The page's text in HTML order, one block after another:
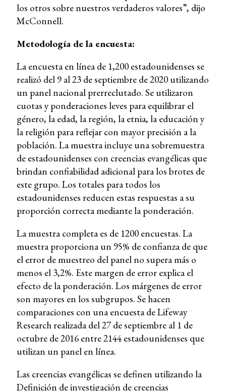
los otros sobre nuestros verdaderos valores”, dijo
McConnell.
Metodología de la encuesta:
La encuesta en línea de 1,200 estadounidenses se
realizó del 9 al 23 de septiembre de 2020 utilizando
un panel nacional prerreclutado. Se utilizaron
cuotas y ponderaciones leves para equilibrar el
género, la edad, la región, la etnia, la educación y
la religión para reflejar con mayor precisión a la
población. La muestra incluye una sobremuestra
de estadounidenses con creencias evangélicas que
brindan confiabilidad adicional para los brotes de
este grupo. Los totales para todos los
estadounidenses reducen estas respuestas a su
proporción correcta mediante la ponderación.
La muestra completa es de 1200 encuestas. La
muestra proporciona un 95% de confianza de que
el error de muestreo del panel no supera más o
menos el 3,2%. Este margen de error explica el
efecto de la ponderación. Los márgenes de error
son mayores en los subgrupos. Se hacen
comparaciones con una encuesta de Lifeway
Research realizada del 27 de septiembre al 1 de
octubre de 2016 entre 2144 estadounidenses que
utilizan un panel en línea.
Las creencias evangélicas se definen utilizando la
Definición de investigación de creencias